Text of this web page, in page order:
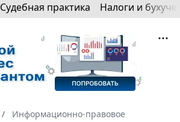
Судебная практика Налоги и
Информационно-правовое